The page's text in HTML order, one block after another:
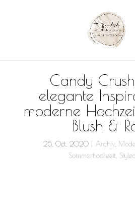
Candy
elegante
moderne
Blush &
25, Oct, 2020| Archiv,
Sommerhochzeit,